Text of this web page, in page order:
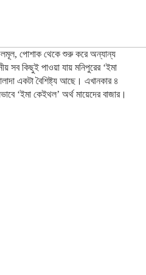
পোশাক থেকে শুরু করে অন্যান্য
সব কিছুই পাওয়া যায় মনিপুরের ‘ইমা
একটা বৈশিষ্ট্য আছে। এখানকার ৪
‘ইমা কেইথল’ অর্থ মায়েদের বাজার।